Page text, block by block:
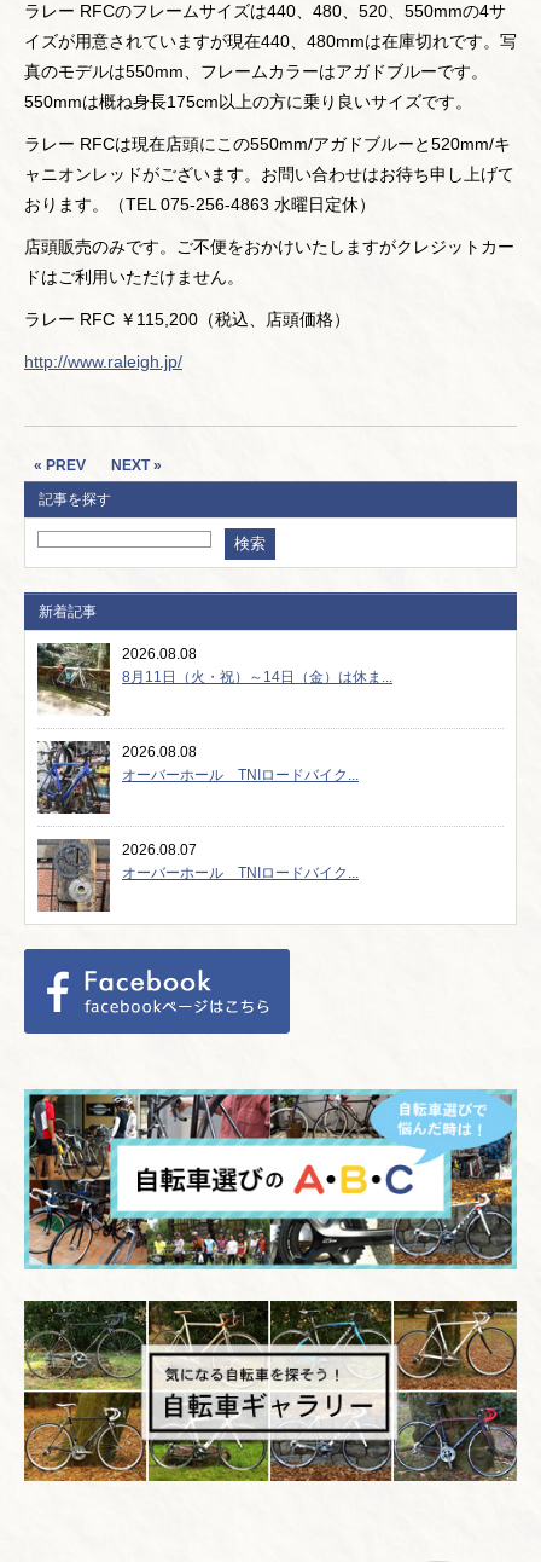
ラレー RFCのフレームサイズは440、480、520、550mmの4サ
イズが用意されていますが現在440、480mmは在庫切れです。写
真のモデルは550mm、フレームカラーはアガドブルーです。
550mmは概ね身長175cm以上の方に乗り良いサイズです。
ラレー RFCは現在店頭にこの550mm/アガドブルーと520mm/キ
ャニオンレッドがございます。お問い合わせはお待ち申し上げて
おります。（TEL 075-256-4863 水曜日定休）
店頭販売のみです。ご不便をおかけいたしますがクレジットカー
ドはご利用いただけません。
ラレー RFC ￥115,200（税込、店頭価格）
http://www.raleigh.jp/
« PREV
NEXT »
記事を探す
新着記事
2026.08.08
8月11日（火・祝）～14日（金）は休ま...
2026.08.08
オーバーホール TNIロードバイク...
2026.08.07
オーバーホール TNIロードバイク...